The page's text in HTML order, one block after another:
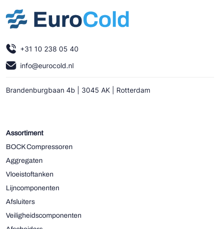
+31 10 238 05 40
info@eurocold.nl
Brandenburgbaan 4b | 3045 AK | Rotterdam
Assortiment
BOCK Compressoren
Aggregaten
Vloeistoftanken
Lijncomponenten
Afsluiters
Veiligheidscomponenten